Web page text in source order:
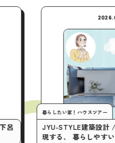
暮らしたい家！ハウスツアー
JYU-STYLE建築設計 / 平屋の間取
現する、 暮らしやすい家。